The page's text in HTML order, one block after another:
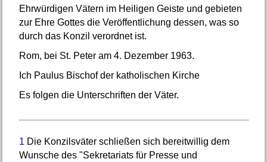
Ehrwürdigen Vätern im Heiligen Geiste und gebieten
zur Ehre Gottes die Veröffentlichung dessen, was so
durch das Konzil verordnet ist.
Rom, bei St. Peter am 4. Dezember 1963.
Ich Paulus Bischof der katholischen Kirche
Es folgen die Unterschriften der Väter.
1Die Konzilsväter schließen sich bereitwillig dem
Wunsche des "Sekretariats für Presse und